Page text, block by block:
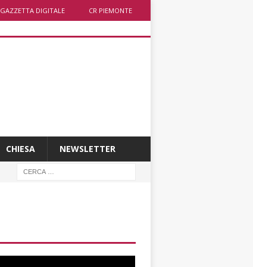
GAZZETTA DIGITALE CR PIEMONTE
CHIESA NEWSLETTER